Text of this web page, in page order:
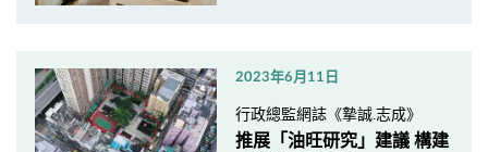
2023年6月11日
行政總監網誌《摯誠.志成》
推展「油旺研究」建議 構建